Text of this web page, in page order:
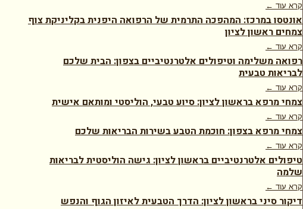
קרא עוד ←
אונטסו במרכז: המהפכה התרמית של הרפואה היפנית בקליניקת צוף
צמחים ראשון לציון
קרא עוד ←
רפואה משלימה וטיפולים אלטרנטיביים בצפון: הבית שלכם
לבריאות טבעית
קרא עוד ←
צמחי מרפא בראשון לציון: סיוע טבעי, הוליסטי ומותאם אישית
קרא עוד ←
צמחי מרפא בצפון: חוכמת הטבע בשירות הבריאות שלכם
קרא עוד ←
טיפולים אלטרנטיביים בראשון לציון: גישה הוליסטית לבריאות
שלמה
קרא עוד ←
דיקור סיני בראשון לציון: הדרך הטבעית לאיזון הגוף והנפש